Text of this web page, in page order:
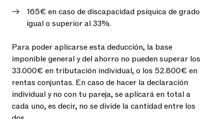
165€ en caso de discapacidad psíquica de grado
igual o superior al 33%.
Para poder aplicarse esta deducción, la base
imponible general y del ahorro no pueden superar los
33.000€ en tributación individual, o los 52.800€ en
rentas conjuntas. En caso de hacer la declaración
individual y no con tu pareja, se aplicará en total a
cada uno, es decir, no se divide la cantidad entre los